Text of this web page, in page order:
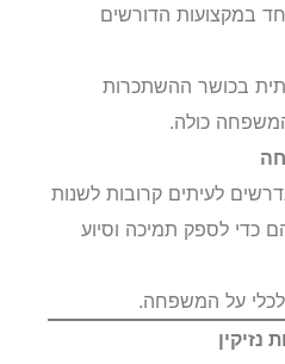
במקצועות הדורשים
בכושר ההשתכרות
כולה.
לעיתים קרובות לשנות
כדי לספק תמיכה וסיוע
על המשפחה.
נזיקין